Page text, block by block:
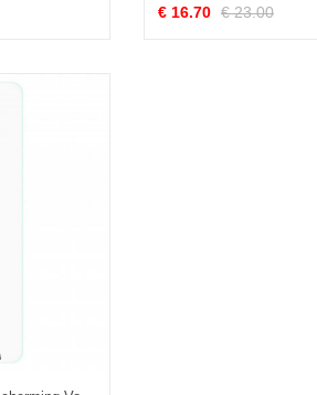
€ 16.70 € 23.00